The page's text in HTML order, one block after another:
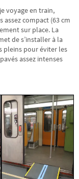
voyage en train,
assez compact (63 cm
sur place. La
de s’installer à la
pleins pour éviter les
assez intenses